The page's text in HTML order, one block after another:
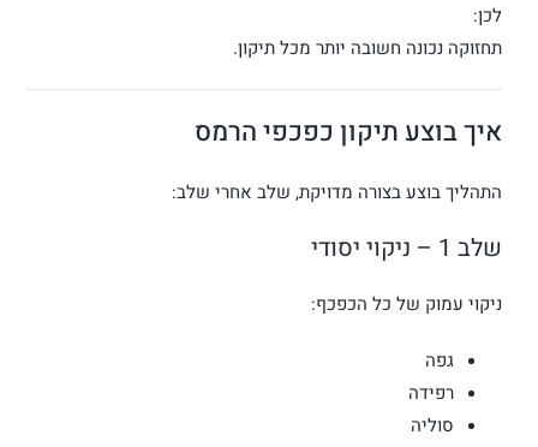
לכן:
תחזוקה נכונה חשובה יותר מכל תיקון.
איך בוצע תיקון כפכפי הרמס
התהליך בוצע בצורה מדויקת, שלב אחרי שלב:
שלב 1 – ניקוי יסודי
ניקוי עמוק של כל הכפכף:
גפה
רפידה
סוליה